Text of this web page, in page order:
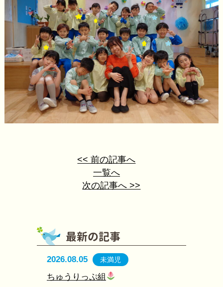
<< 前の記事へ
一覧へ
次の記事へ >>
2026.08.05 未満児
ちゅうりっぷ組